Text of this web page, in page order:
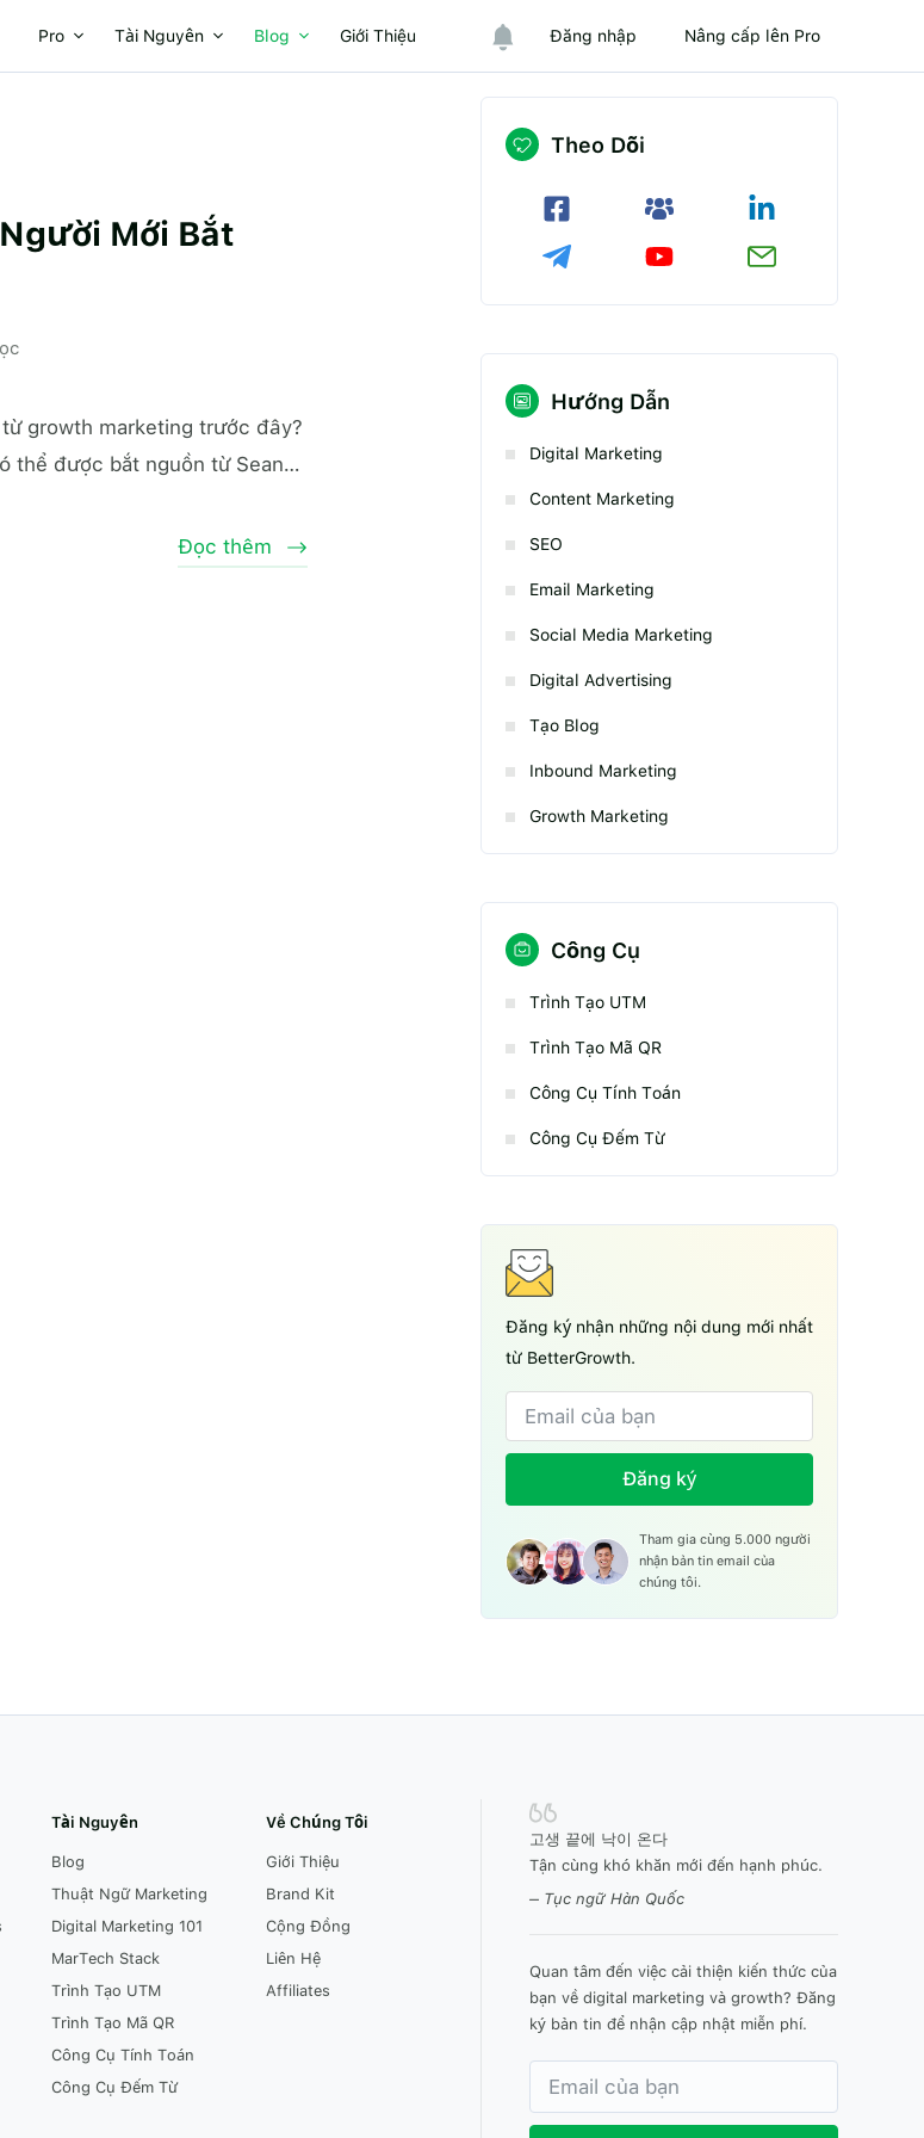
Pro Tài Nguyên Blog Giới Thiệu Đăng nhập Nâng cấp lên Pro
Mới Bắt
growth marketing trước đây?
thể được bắt nguồn từ Sean…
Đọc thêm
Theo Dõi
Hướng Dẫn
Digital Marketing
Content Marketing
SEO
Email Marketing
Social Media Marketing
Digital Advertising
Tạo Blog
Inbound Marketing
Growth Marketing
Công Cụ
Trình Tạo UTM
Trình Tạo Mã QR
Công Cụ Tính Toán
Công Cụ Đếm Từ
Đăng ký nhận những nội dung mới nhất
từ BetterGrowth.
Đăng ký
Tham gia cùng 5.000 người
nhận bản tin email của
chúng tôi.
Tài Nguyên
Blog
Thuật Ngữ Marketing
Digital Marketing 101
MarTech Stack
Trình Tạo UTM
Trình Tạo Mã QR
Công Cụ Tính Toán
Công Cụ Đếm Từ
Về Chúng Tôi
Giới Thiệu
Brand Kit
Cộng Đồng
Liên Hệ
Affiliates
고생 끝에 낙이 온다
Tận cùng khó khăn mới đến hạnh phúc.
– Tục ngữ Hàn Quốc
Quan tâm đến việc cải thiện kiến thức của
bạn về digital marketing và growth? Đăng
ký bản tin để nhận cập nhật miễn phí.